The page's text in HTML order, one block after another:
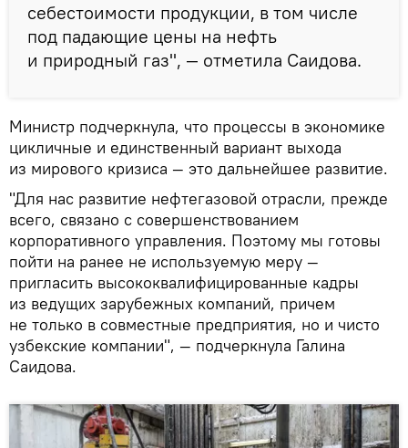
себестоимости продукции, в том числе
под падающие цены на нефть
и природный газ", — отметила Саидова.
Министр подчеркнула, что процессы в экономике
цикличные и единственный вариант выхода
из мирового кризиса — это дальнейшее развитие.
"Для нас развитие нефтегазовой отрасли, прежде
всего, связано с совершенствованием
корпоративного управления. Поэтому мы готовы
пойти на ранее не используемую меру —
пригласить высококвалифицированные кадры
из ведущих зарубежных компаний, причем
не только в совместные предприятия, но и чисто
узбекские компании", — подчеркнула Галина
Саидова.